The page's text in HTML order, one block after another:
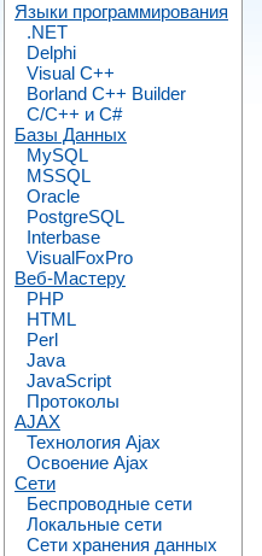
Языки программирования
.NET
Delphi
Visual C++
Borland C++ Builder
C/С++ и C#
Базы Данных
MySQL
MSSQL
Oracle
PostgreSQL
Interbase
VisualFoxPro
Веб-Мастеру
PHP
HTML
Perl
Java
JavaScript
Протоколы
AJAX
Технология Ajax
Освоение Ajax
Сети
Беспроводные сети
Локальные сети
Сети хранения данных